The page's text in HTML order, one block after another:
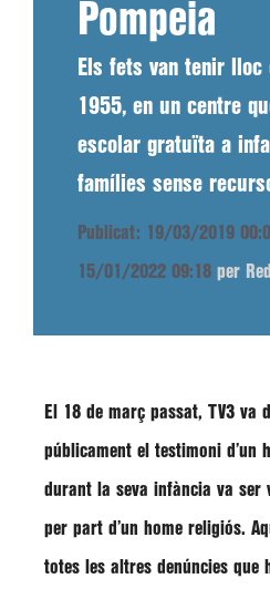
Pompeia
Els fets van tenir
1955, en un centre
escolar gratuïta a
famílies sense
Publicat: 19/03/2019
15/01/2022 09:18 per
El 18 de març passat, TV3 va
públicament el testimoni d’un
durant la seva infància va ser
per part d’un home religiós.
totes les altres denúncies que